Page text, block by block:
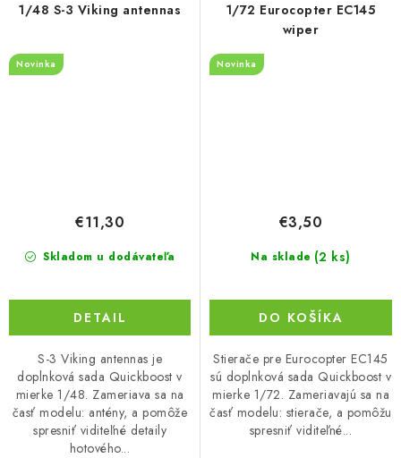
1/48 S-3 Viking antennas
Novinka
Skladom u dodávateľa
€11,30
DETAIL
S-3 Viking antennas je
doplnková sada Quickboost v
mierke 1/48. Zameriava sa na
časť modelu: antény, a pomôže
spresniť viditeľné detaily
hotového...
1/72 Eurocopter EC145
wiper
Novinka
Na sklade (2 ks)
€3,50
DO KOŠÍKA
Stierače pre Eurocopter EC145
sú doplnková sada Quickboost v
mierke 1/72. Zameriavajú sa na
časť modelu: stierače, a pomôžu
spresniť viditeľné...